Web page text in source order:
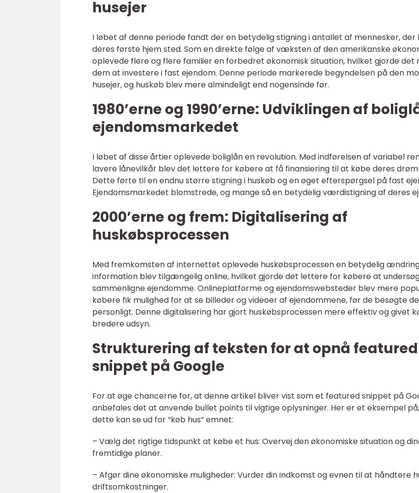
husejer
I løbet af denne periode fandt der en betydelig stigning i antallet af mennesker, der
deres første hjem sted. Som en direkte følge af væksten af den amerikanske
oplevede flere og flere familier en forbedret økonomisk situation, hvilket gjorde det
dem at investere i fast ejendom. Denne periode markerede begyndelsen på den
husejer, og huskøb blev mere almindeligt end nogensinde før.
1980’erne og 1990’erne: Udviklingen af
ejendomsmarkedet
I løbet af disse årtier oplevede boliglån en revolution. Med indførelsen af variabel
lavere lånevilkår blev det lettere for købere at få finansiering til at købe deres
Dette førte til en endnu større stigning i huskøb og en øget efterspørgsel på fast
Ejendomsmarkedet blomstrede, og mange så en betydelig værdistigning af deres
2000’erne og frem: Digitalisering af
huskøbsprocessen
Med fremkomsten af internettet oplevede huskøbsprocessen en betydelig
information blev tilgængelig online, hvilket gjorde det lettere for købere at
sammenligne ejendomme. Onlineplatforme og ejendomswebsteder blev mere
købere fik mulighed for at se billeder og videoer af ejendommene, før de besøgte
personligt. Denne digitalisering har gjort huskøbsprocessen mere effektiv og givet
bredere udsyn.
Strukturering af teksten for at opnå featured
snippet på Google
For at øge chancerne for, at denne artikel bliver vist som et featured snippet på
anbefales det at anvende bullet points til vigtige oplysninger. Her er et eksempel
dette kan se ud for “køb hus” emnet:
– Vælg det rigtige tidspunkt at købe et hus: Overvej den økonomiske situation og
fremtidige planer.
– Afgør dine økonomiske muligheder: Vurder din indkomst og evnen til at håndtere
driftsomkostninger.